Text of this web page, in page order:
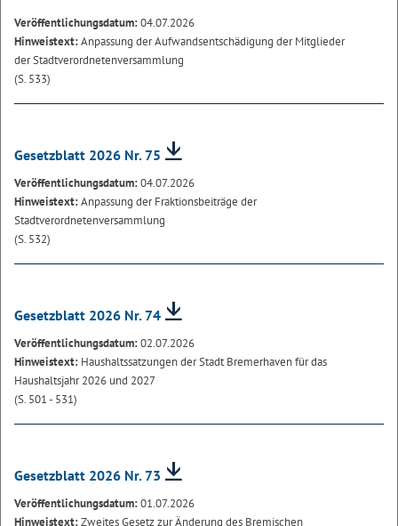
Veröffentlichungsdatum:04.07.2026
Hinweistext:Anpassung der Aufwandsentschädigung der Mitglieder
der Stadtverordnetenversammlung
(S. 533)
Gesetzblatt 2026 Nr. 75
Veröffentlichungsdatum:04.07.2026
Hinweistext:Anpassung der Fraktionsbeiträge der
Stadtverordnetenversammlung
(S. 532)
Gesetzblatt 2026 Nr. 74
Veröffentlichungsdatum:02.07.2026
Hinweistext: Haushaltssatzungen der Stadt Bremerhaven für das
Haushaltsjahr 2026 und 2027
(S. 501 - 531)
Gesetzblatt 2026 Nr. 73
Veröffentlichungsdatum:01.07.2026
Hinweistext:Zweites Gesetz zur Änderung des Bremischen